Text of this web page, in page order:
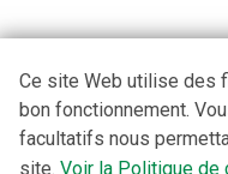
Ce site Web utilise des
bon fonctionnement.
facultatifs nous
site. Voir la Politique de